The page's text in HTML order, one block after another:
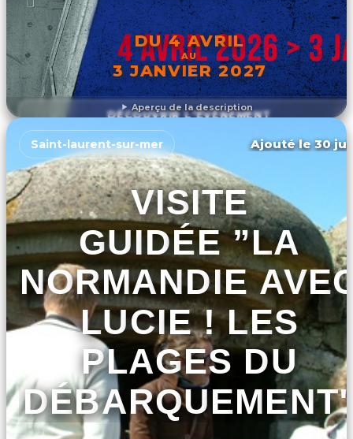
Aperçu de la description
DU 4 AVRIL
AU
3 JANVIER 2027
DÉCOUVRIR L'ÉVÉNEMENT
Saint-laurent-sur-mer Ajouté le 30
VISITE
GUIDÉE ”LA
NORMANDIE
LUCIE ! LES
PLAGES DU